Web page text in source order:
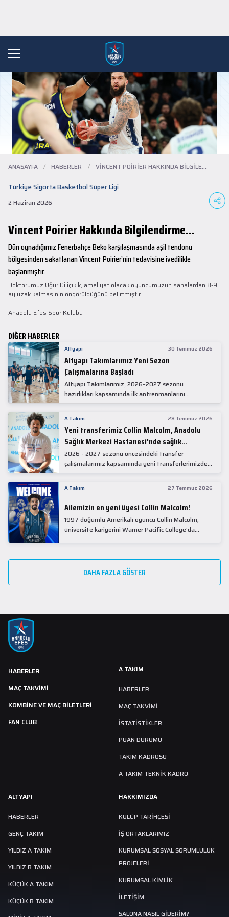
ANASAYFA / HABERLER / VINCENT POIRIER HAKKINDA BILGILENDIRME.....
Türkiye Sigorta Basketbol Süper Ligi
2 Haziran 2026
Vincent Poirier Hakkında Bilgilendirme...
Dün oynadığımız Fenerbahçe Beko karşılaşmasında aşil tendonu
bölgesinden sakatlanan Vincent Poirier’nin tedavisine ivedilikle
başlanmıştır.
Doktorumuz Uğur Diliçıkık, ameliyat olacak oyuncumuzun sahalardan 8-9
ay uzak kalmasının öngörüldüğünü belirtmiştir.
Anadolu Efes Spor Kulübü
DİĞER HABERLER
Altyapı 30 Temmuz 2026
Altyapı Takımlarımız Yeni Sezon
Çalışmalarına Başladı
Altyapı Takımlarımız, 2026–2027 sezonu
hazırlıkları kapsamında ilk antrenmanlarını
gerçekleştirdi.
A Takım 28 Temmuz 2026
Yeni transferimiz Collin Malcolm, Anadolu
Sağlık Merkezi Hastanesi'nde sağlık
kontrolünden geçti.
2026 - 2027 sezonu öncesindeki transfer
çalışmalarımız kapsamında yeni transferlerimizden
Collin Malcolm, bugün partnerimiz Anadolu Sağlık
kontrollerinden geçti.
A Takım 27 Temmuz 2026
Ailemizin en yeni üyesi Collin Malcolm!
1997 doğumlu Amerikalı oyuncu Collin Malcolm,
üniversite kariyerini Warner Pacific College'da
DAHA FAZLA GÖSTER
HABERLER
MAÇ TAKVIMI
KOMBİNE VE MAÇ BİLETLERİ
FAN CLUB
A TAKIM
HABERLER
MAÇ TAKVIMI
İSTATİSTİKLER
PUAN DURUMU
TAKIM KADROSU
A TAKIM TEKNİK KADRO
ALTYAPI
HABERLER
GENÇ TAKIM
YILDIZ A TAKIM
YILDIZ B TAKIM
KÜÇÜK A TAKIM
KÜÇÜK B TAKIM
HAKKIMIZDA
KULÜP TARIHÇESI
İŞ ORTAKLARIMIZ
KURUMSAL SOSYAL SORUMLULUK
PROJELERİ
KURUMSAL KİMLİK
İLETİŞİM
SALONA NASIL GIDERIM?